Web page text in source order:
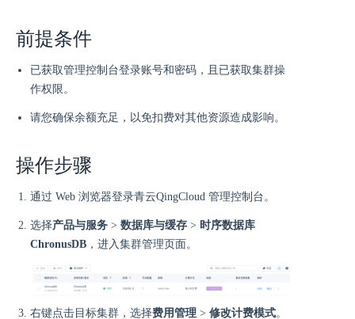
前提条件
已获取管理控制台登录账号和密码，且已获取集群操
作权限。
请您确保余额充足，以免扣费对其他资源造成影响。
操作步骤
通过 Web 浏览器登录青云QingCloud 管理控制台。
选择产品与服务 > 数据库与缓存 > 时序数据库
ChronusDB ，进入集群管理页面。
右键点击目标集群，选择费用管理 > 修改计费模式。